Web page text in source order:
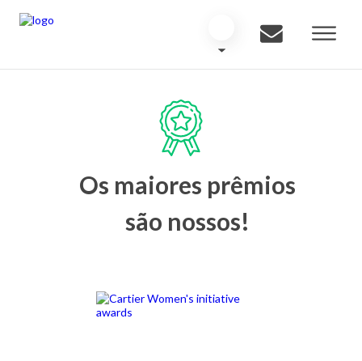
Os maiores prêmios
são nossos!